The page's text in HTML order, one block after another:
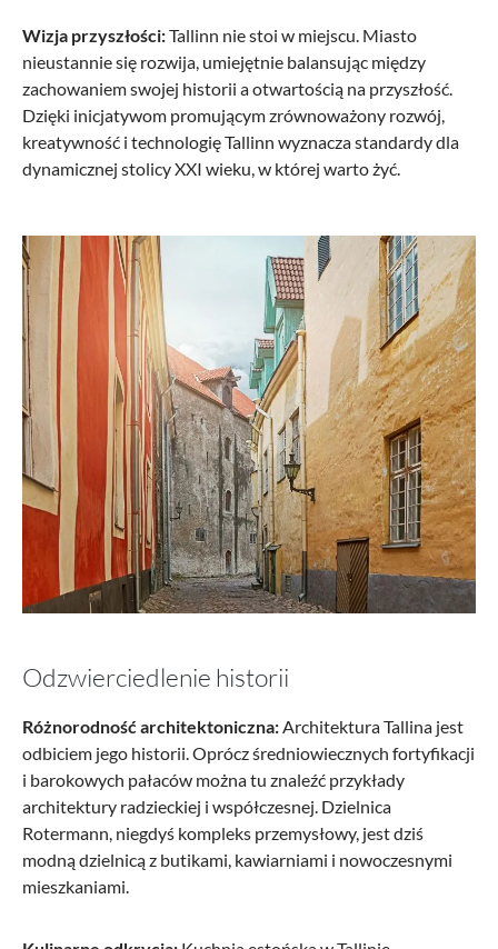
Wizja przyszłości:Tallinn nie stoi w miejscu. Miasto
nieustannie się rozwija, umiejętnie balansując między
zachowaniem swojej historii a otwartością na przyszłość.
Dzięki inicjatywom promującym zrównoważony rozwój,
kreatywność i technologię Tallinn wyznacza standardy dla
dynamicznej stolicy XXI wieku, w której warto żyć.
Odzwierciedlenie historii
Różnorodność architektoniczna:Architektura Tallina jest
odbiciem jego historii. Oprócz średniowiecznych fortyfikacji
i barokowych pałaców można tu znaleźć przykłady
architektury radzieckiej i współczesnej. Dzielnica
Rotermann, niegdyś kompleks przemysłowy, jest dziś
modną dzielnicą z butikami, kawiarniami i nowoczesnymi
mieszkaniami.